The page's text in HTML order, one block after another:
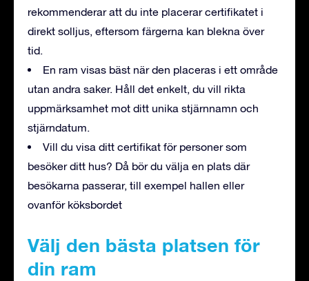
rekommenderar att du inte placerar certifikatet i
direkt solljus, eftersom färgerna kan blekna över
tid.
En ram visas bäst när den placeras i ett område
utan andra saker. Håll det enkelt, du vill rikta
uppmärksamhet mot ditt unika stjärnnamn och
stjärndatum.
Vill du visa ditt certifikat för personer som
besöker ditt hus? Då bör du välja en plats där
besökarna passerar, till exempel hallen eller
ovanför köksbordet
Välj den bästa platsen för
din ram